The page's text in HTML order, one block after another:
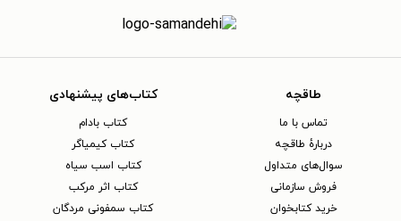
طاقچه
تماس با ما
دربارهٔ طاقچه
سوال‌های متداول
فروش سازمانی
خرید کتابخوان
کتاب‌های پیشنهادی
کتاب بادام
کتاب کیمیاگر
کتاب اسب سیاه
کتاب اثر مرکب
کتاب سمفونی مردگان